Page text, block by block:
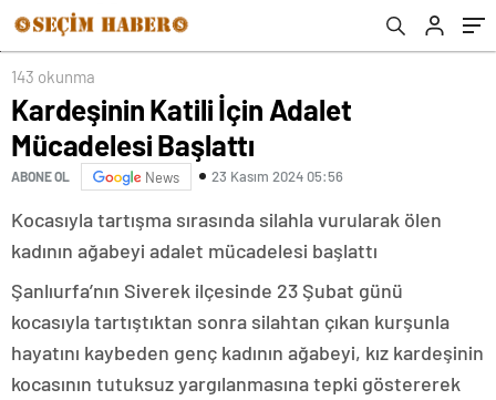
143 okunma
Kardeşinin Katili İçin Adalet
Mücadelesi Başlattı
ABONE OL News 23 Kasım 2024 05:56
Kocasıyla tartışma sırasında silahla vurularak ölen
kadının ağabeyi adalet mücadelesi başlattı
Şanlıurfa’nın Siverek ilçesinde 23 Şubat günü
kocasıyla tartıştıktan sonra silahtan çıkan kurşunla
hayatını kaybeden genç kadının ağabeyi, kız kardeşinin
kocasının tutuksuz yargılanmasına tepki göstererek